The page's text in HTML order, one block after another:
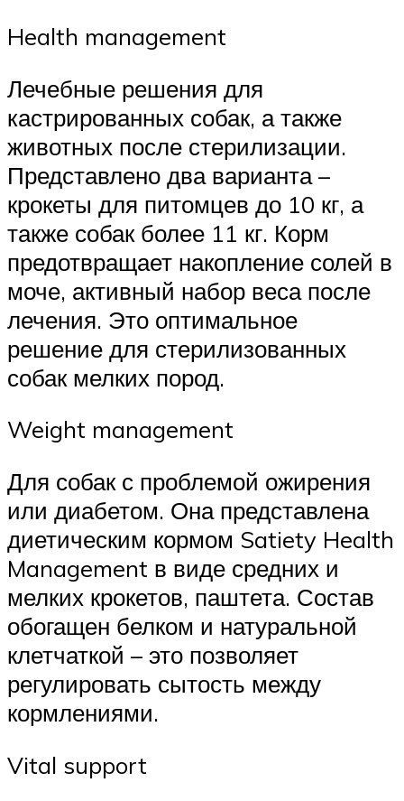
Health management
Лечебные решения для
кастрированных собак, а также
животных после стерилизации.
Представлено два варианта –
крокеты для питомцев до 10 кг, а
также собак более 11 кг. Корм
предотвращает накопление солей в
моче, активный набор веса после
лечения. Это оптимальное
решение для стерилизованных
собак мелких пород.
Weight management
Для собак с проблемой ожирения
или диабетом. Она представлена
диетическим кормом Satiety Health
Management в виде средних и
мелких крокетов, паштета. Состав
обогащен белком и натуральной
клетчаткой – это позволяет
регулировать сытость между
кормлениями.
Vital support